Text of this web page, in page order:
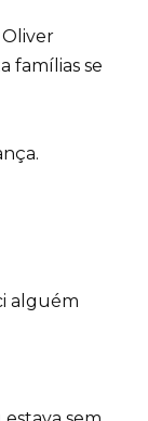
Oliver
famílias se
alguém